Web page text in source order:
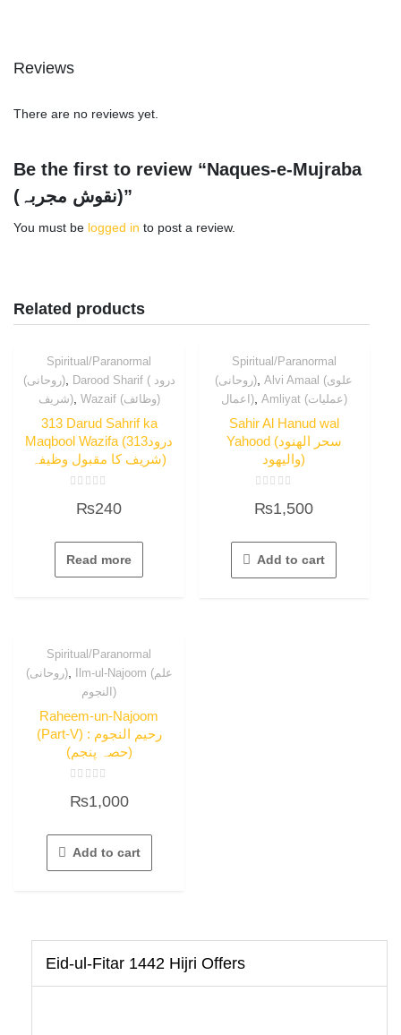
Reviews
There are no reviews yet.
Be the first to review “Naques-e-Mujraba
(نقوش مجربہ)”
You must be logged in to post a review.
Related products
Spiritual/Paranormal
(روحانی), Darood Sharif ( درود
شریف), Wazaif (وظائف)
313 Darud Sahrif ka
Maqbool Wazifa (313درود
شریف کا مقبول وظیفہ)
out
5
₨240
Read more
Spiritual/Paranormal
(روحانی) ,Alvi Amaal (علوی
اعمال), Amliyat (عملیات)
Sahir Al Hanud wal
Yahood (سحر الھنود
والیھود)
0
out
5
₨1,500
Add to cart
Spiritual/Paranormal
(روحانی), Ilm-ul-Najoom (علم
النجوم)
Raheem-un-Najoom
(Part-V) : رحیم النجوم
(حصہ پنجم)
0
out
5
₨1,000
Add to cart
Eid-ul-Fitar 1442 Hijri Offers